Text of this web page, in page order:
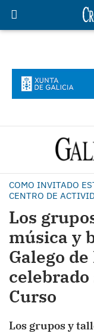
COMO INVITADO
CENTRO DE
Los
música y
Galego
Curso
Los grupos y